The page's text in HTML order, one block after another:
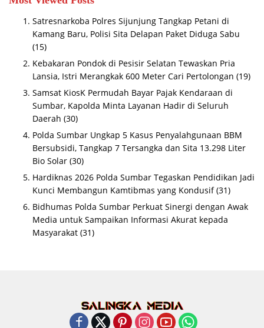
Satresnarkoba Polres Sijunjung Tangkap Petani di
Kamang Baru, Polisi Sita Delapan Paket Diduga Sabu
(15)
Kebakaran Pondok di Pesisir Selatan Tewaskan Pria
Lansia, Istri Merangkak 600 Meter Cari Pertolongan (19)
Samsat KiosK Permudah Bayar Pajak Kendaraan di
Sumbar, Kapolda Minta Layanan Hadir di Seluruh
Daerah (30)
Polda Sumbar Ungkap 5 Kasus Penyalahgunaan BBM
Bersubsidi, Tangkap 7 Tersangka dan Sita 13.298 Liter
Bio Solar (30)
Hardiknas 2026 Polda Sumbar Tegaskan Pendidikan Jadi
Kunci Membangun Kamtibmas yang Kondusif (31)
Bidhumas Polda Sumbar Perkuat Sinergi dengan Awak
Media untuk Sampaikan Informasi Akurat kepada
Masyarakat (31)